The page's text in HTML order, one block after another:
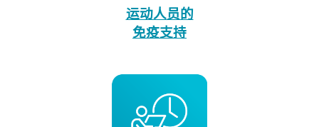
运动人员的
免疫支持